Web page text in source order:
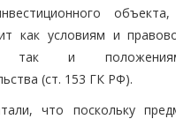
как условиям и
так и положениям
(ст. 153 ГК РФ).
что поскольку